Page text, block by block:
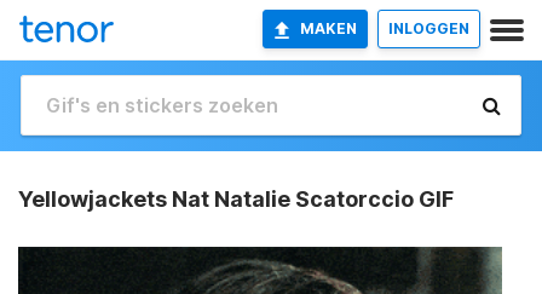
MAKEN INLOGGEN
Yellowjackets Nat Natalie Scatorccio GIF